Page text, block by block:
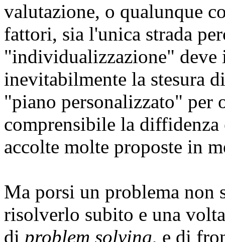
valutazione, o qualunque
fattori, sia l'unica strada
"individualizzazione" deve
inevitabilmente la stesura
"piano personalizzato" per
comprensibile la
accolte molte proposte in
Ma porsi un problema non
risolverlo subito e una
di problem solving, e di